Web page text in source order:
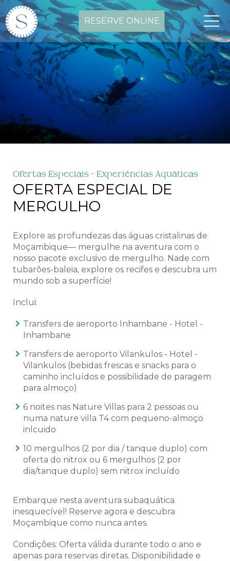
RESERVE ONLINE
Ofertas Especiais - Experiências Aquáticas
OFERTA ESPECIAL DE
MERGULHO
Explore as profundezas das águas cristalinas de
Moçambique— mergulhe na aventura com o
nosso pacote exclusivo de mergulho. Nade com
tubarões-baleia, explore os recifes e descubra um
mundo sob a superfície!
Inclui:
Transfers de aeroporto Inhambane - Hotel -
Inhambane
Transfers de aeroporto Vilankulos - Hotel -
Vilankulos (bebidas frescas e snacks para o
caminho incluídos e possibilidade de paragem
para almoço)
6 noites nas Nature Villas para 2 pessoas ou
numa nature villa T4 com pequeno-almoço
inlcuido
10 mergulhos (2 por dia / tanque duplo) com
oferta do nitrox ou 6 mergulhos (2 por
dia/tanque duplo) sem nitrox incluído
Embarque nesta aventura subaquática
inesquecível! Reserve agora e descubra
Moçambique como nunca antes.
Condições: Oferta válida durante todo o ano e
apenas para reservas diretas. Disponibilidade e